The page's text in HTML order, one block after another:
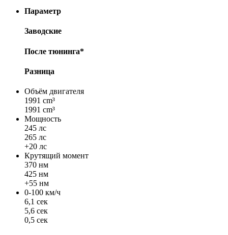
Параметр
Заводские
После тюнинга*
Разница
Объём двигателя
1991 cm³
1991 cm³
Мощность
245 лс
265 лс
+20 лс
Крутящий момент
370 нм
425 нм
+55 нм
0-100 км/ч
6,1 сек
5,6 сек
0,5 сек